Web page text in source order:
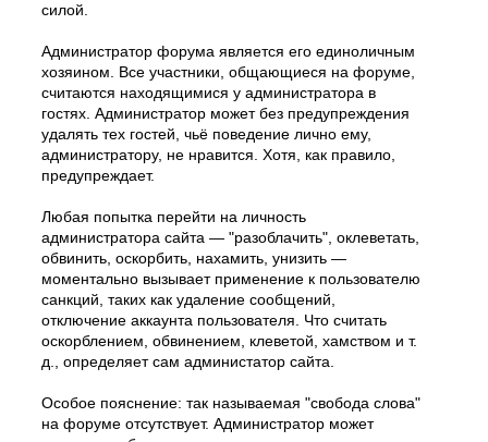
силой.
Администратор форума является его единоличным
хозяином. Все участники, общающиеся на форуме,
считаются находящимися у администратора в
гостях. Администратор может без предупреждения
удалять тех гостей, чьё поведение лично ему,
администратору, не нравится. Хотя, как правило,
предупреждает.
Любая попытка перейти на личность
администратора сайта — "разоблачить", оклеветать,
обвинить, оскорбить, нахамить, унизить —
моментально вызывает применение к пользователю
санкций, таких как удаление сообщений,
отключение аккаунта пользователя. Что считать
оскорблением, обвинением, клеветой, хамством и т.
д., определяет сам администатор сайта.
Особое пояснение: так называемая "свобода слова"
на форуме отсутствует. Администратор может